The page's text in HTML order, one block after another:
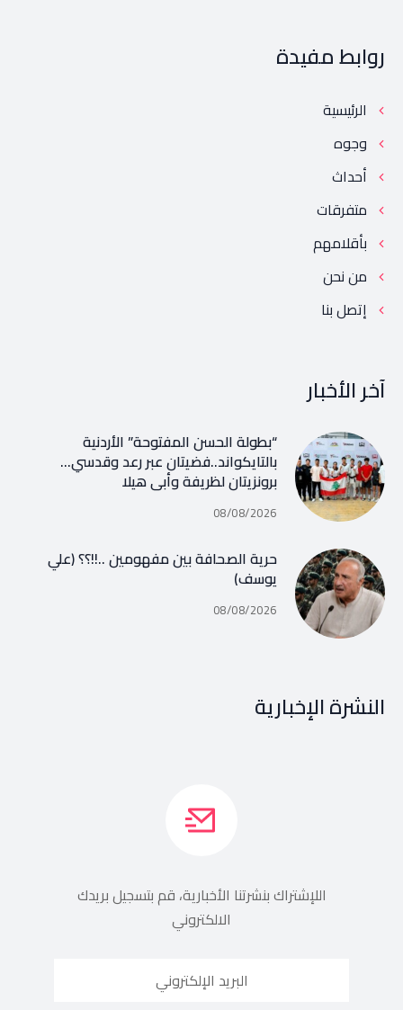
روابط مفيدة
الرئيسية
وجوه
أحداث
متفرقات
بأقلامهم
من نحن
إتصل بنا
آخر الأخبار
“بطولة الحسن المفتوحة” الأردنية
بالتايكواند..فضيتان عبر رعد وقدسي…
برونزيتان لظريفة وأبي هيلا
08/08/2026
حرية الصحافة بين مفهومين ..!!؟؟ (علي
يوسف)
08/08/2026
النشرة الإخبارية
اللإشتراك بنشرتنا الأخبارية، قم بتسجيل بريدك
الالكتروني